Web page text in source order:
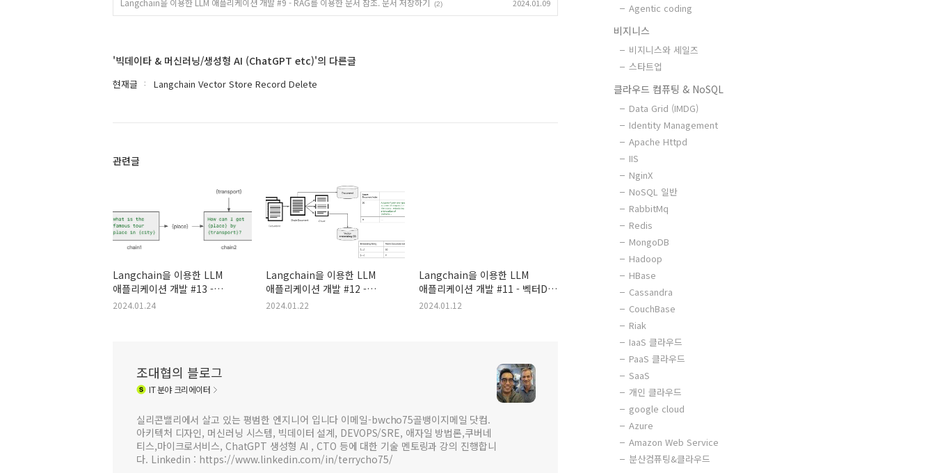
Langchain을 이용한 LLM 애플리케이션 개발 #9 - RAG를 이용한 문서 참조. 문서 저장하기 (2) 2024.01.09
'빅데이타 & 머신러닝/생성형 AI (ChatGPT etc)'의 다른글
현재글 Langchain Vector Store Record Delete
관련글
Langchain을 이용한 LLM
애플리케이션 개발 #13 -
Chain을 이용한 워크 플로우
2024.01.24
Langchain을 이용한 LLM
애플리케이션 개발 #12 -
큰문서를 나눠서 검색하기
2024.01.22
Langchain을 이용한 LLM
애플리케이션 개발 #11 - 벡터DB
검색 내용을 요약하기
2024.01.12
조대협의 블로그
IT분야 크리에이터
실리콘밸리에서 살고 있는 평범한 엔지니어 입니다 이메일-bwcho75골뱅이지메일 닷컴.
아키텍처 디자인, 머신러닝 시스템, 빅데이터 설계, DEVOPS/SRE, 애자일 방법론,쿠버네
티스,마이크로서비스, ChatGPT 생성형 AI , CTO 등에 대한 기술 멘토링과 강의 진행합니
다. Linkedin : https://www.linkedin.com/in/terrycho75/
Agentic coding
비지니스
비지니스와 세일즈
스타트업
클라우드 컴퓨팅 & NoSQL
Data Grid (IMDG)
Identity Management
Apache Httpd
IIS
NginX
NoSQL 일반
RabbitMq
Redis
MongoDB
Hadoop
HBase
Cassandra
CouchBase
Riak
IaaS 클라우드
PaaS 클라우드
SaaS
개인 클라우드
google cloud
Azure
Amazon Web Service
분산컴퓨팅&클라우드